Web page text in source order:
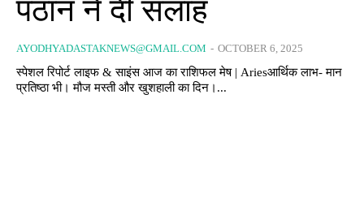
पठान ने दी सलाह
AYODHYADASTAKNEWS@GMAIL.COM - OCTOBER 6, 2025
स्पेशल रिपोर्ट लाइफ & साइंस आज का राशिफल मेष | Ariesआर्थिक लाभ- मान
प्रतिष्ठा भी। मौज मस्ती और खुशहाली का दिन।...